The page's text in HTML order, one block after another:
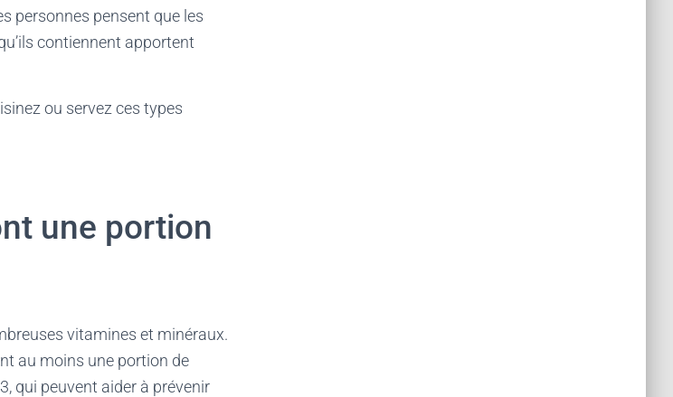
personnes pensent que les
contiennent apportent
ou servez ces types
une portion
vitamines et minéraux.
au moins une portion de
qui peuvent aider à prévenir